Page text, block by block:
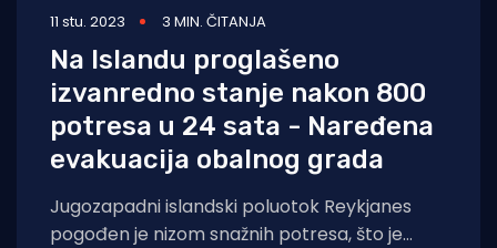
11 stu. 2023 3 MIN. ČITANJA
Na Islandu proglašeno
izvanredno stanje nakon 800
potresa u 24 sata - Naređena
evakuacija obalnog grada
Jugozapadni islandski poluotok Reykjanes
pogođen je nizom snažnih potresa, što je